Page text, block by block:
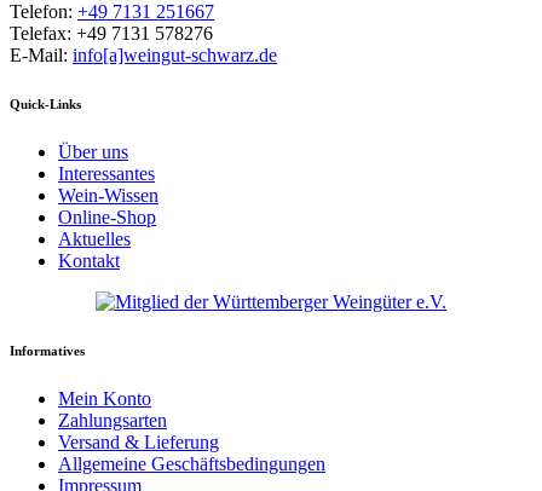
Telefon: +49 7131 251667
Telefax: +49 7131 578276
E-Mail: info[a]weingut-schwarz.de
Quick-Links
Über uns
Interessantes
Wein-Wissen
Online-Shop
Aktuelles
Kontakt
Informatives
Mein Konto
Zahlungsarten
Versand & Lieferung
Allgemeine Geschäftsbedingungen
Impressum